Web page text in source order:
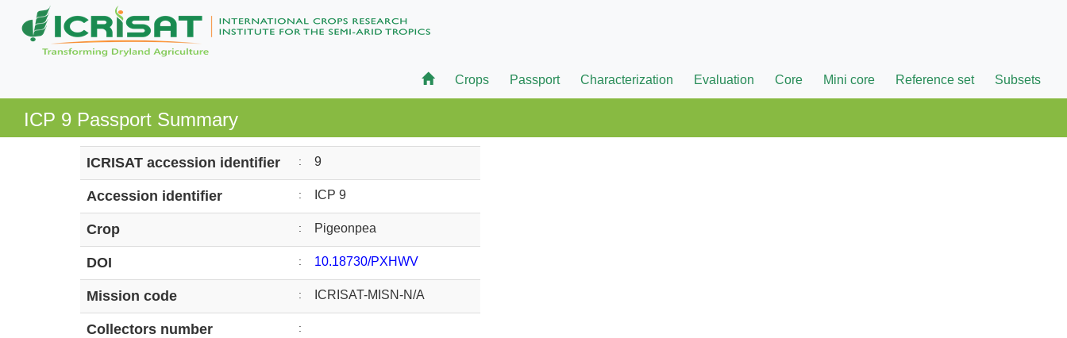
Crops Passport Characterization Evaluation Core Mini core Reference set Subsets
ICP 9 Passport Summary
ICRISAT accession identifier : 9
Accession identifier : ICP 9
Crop : Pigeonpea
DOI : 10.18730/PXHWV
Mission code : ICRISAT-MISN-N/A
Collectors number :